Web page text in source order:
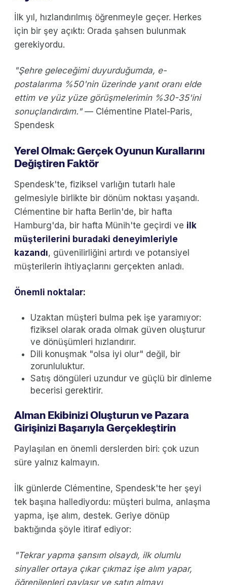
İlk yıl, hızlandırılmış öğrenmeyle geçer. Herkes
için bir şey açıktı: Orada şahsen bulunmak
gerekiyordu.
"Şehre geleceğimi duyurduğumda, e-
postalarıma %50'nin üzerinde yanıt oranı elde
ettim ve yüz yüze görüşmelerimin %30-35'ini
sonuçlandırdım."— Clémentine Platel-Paris,
Spendesk
Yerel Olmak: Gerçek Oyunun Kurallarını
Değiştiren Faktör
Spendesk'te, fiziksel varlığın tutarlı hale
gelmesiyle birlikte bir dönüm noktası yaşandı.
Clémentine bir hafta Berlin'de, bir hafta
Hamburg'da, bir hafta Münih'te geçirdi ve ilk
müşterilerini buradaki deneyimleriyle
kazandı, güvenilirliğini artırdı ve potansiyel
müşterilerin ihtiyaçlarını gerçekten anladı.
Önemli noktalar:
Uzaktan müşteri bulma pek işe yaramıyor:
fiziksel olarak orada olmak güven oluşturur
ve dönüşümleri hızlandırır.
Dili konuşmak "olsa iyi olur" değil, bir
zorunluluktur.
Satış döngüleri uzundur ve güçlü bir dinleme
becerisi gerektirir.
Alman Ekibinizi Oluşturun ve Pazara
Girişinizi Başarıyla Gerçekleştirin
Paylaşılan en önemli derslerden biri: çok uzun
süre yalnız kalmayın.
İlk günlerde Clémentine, Spendesk'te her şeyi
tek başına hallediyordu: müşteri bulma, anlaşma
yapma, işe alım, destek. Geriye dönüp
baktığında şöyle itiraf ediyor:
"Tekrar yapma şansım olsaydı, ilk olumlu
sinyaller ortaya çıkar çıkmaz işe alım yapar,
öğrenilenleri paylaşır ve satın almayı